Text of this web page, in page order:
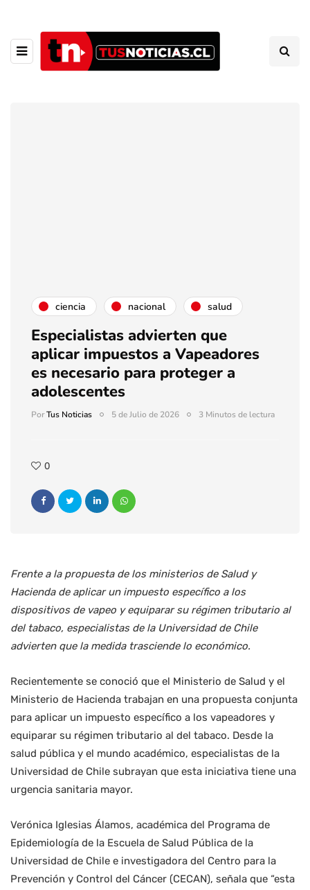
ciencia nacional salud
Especialistas advierten que
aplicar impuestos a Vapeadores
es necesario para proteger a
adolescentes
PorTus Noticias 5 de Julio de 2026 3 Minutos de lectura
0
Frente a la propuesta de los ministerios de Salud y
Hacienda de aplicar un impuesto específico a los
dispositivos de vapeo y equiparar su régimen tributario al
del tabaco, especialistas de la Universidad de Chile
advierten que la medida trasciende lo económico.
Recientemente se conoció que el Ministerio de Salud y el
Ministerio de Hacienda trabajan en una propuesta conjunta
para aplicar un impuesto específico a los vapeadores y
equiparar su régimen tributario al del tabaco. Desde la
salud pública y el mundo académico, especialistas de la
Universidad de Chile subrayan que esta iniciativa tiene una
urgencia sanitaria mayor.
Verónica Iglesias Álamos, académica del Programa de
Epidemiología de la Escuela de Salud Pública de la
Universidad de Chile e investigadora del Centro para la
Prevención y Control del Cáncer (CECAN), señala que “esta